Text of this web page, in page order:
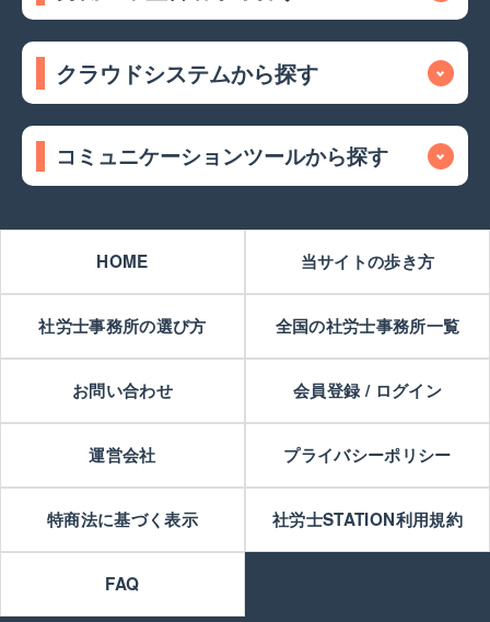
クラウドシステムから探す
コミュニケーションツールから探す
HOME 当サイトの歩き方
社労士事務所の選び方 全国の社労士事務所一覧
お問い合わせ 会員登録 / ログイン
運営会社 プライバシーポリシー
特商法に基づく表示 社労士STATION利用規約
FAQ